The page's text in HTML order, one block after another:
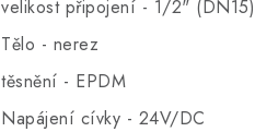
velikost připojení - 1/2" (DN15)
Tělo - nerez
těsnění - EPDM
Napájení cívky - 24V/DC